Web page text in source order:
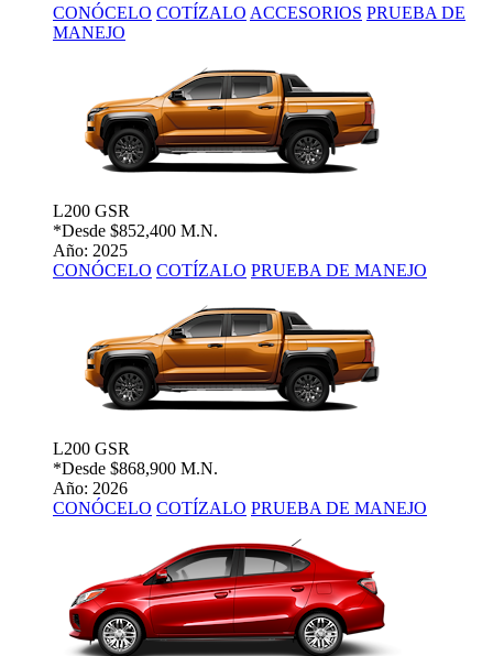
CONÓCELO COTÍZALO ACCESORIOS PRUEBA DE
MANEJO
L200 GSR
*Desde $852,400 M.N.
Año: 2025
CONÓCELO COTÍZALO PRUEBA DE MANEJO
L200 GSR
*Desde $868,900 M.N.
Año: 2026
CONÓCELO COTÍZALO PRUEBA DE MANEJO